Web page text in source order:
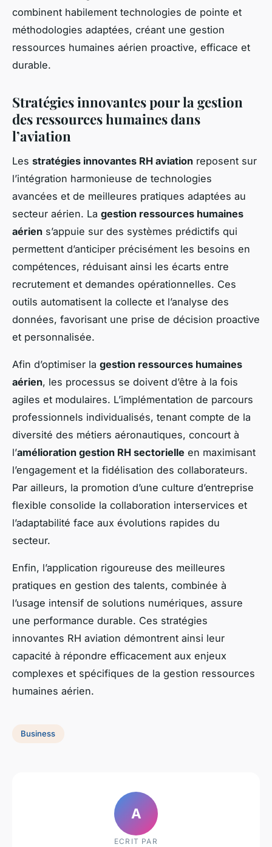
combinent habilement technologies de pointe et
méthodologies adaptées, créant une gestion
ressources humaines aérien proactive, efficace et
durable.
Stratégies innovantes pour la gestion
des ressources humaines dans
l’aviation
Les stratégies innovantes RH aviation reposent sur
l’intégration harmonieuse de technologies
avancées et de meilleures pratiques adaptées au
secteur aérien. La gestion ressources humaines
aérien s’appuie sur des systèmes prédictifs qui
permettent d’anticiper précisément les besoins en
compétences, réduisant ainsi les écarts entre
recrutement et demandes opérationnelles. Ces
outils automatisent la collecte et l’analyse des
données, favorisant une prise de décision proactive
et personnalisée.
Afin d’optimiser la gestion ressources humaines
aérien, les processus se doivent d’être à la fois
agiles et modulaires. L’implémentation de parcours
professionnels individualisés, tenant compte de la
diversité des métiers aéronautiques, concourt à
l’amélioration gestion RH sectorielle en maximisant
l’engagement et la fidélisation des collaborateurs.
Par ailleurs, la promotion d’une culture d’entreprise
flexible consolide la collaboration interservices et
l’adaptabilité face aux évolutions rapides du
secteur.
Enfin, l’application rigoureuse des meilleures
pratiques en gestion des talents, combinée à
l’usage intensif de solutions numériques, assure
une performance durable. Ces stratégies
innovantes RH aviation démontrent ainsi leur
capacité à répondre efficacement aux enjeux
complexes et spécifiques de la gestion ressources
humaines aérien.
Business
A
ECRIT PAR